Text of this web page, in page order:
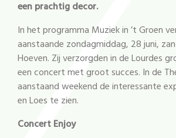
een prachtig decor.
In het programma Muziek in ’t Groen
aanstaande zondagmiddag, 28 juni,
Hoeven. Zij verzorgden in de Lourdes
een concert met groot succes. In de
aanstaand weekend de interessante
en Loes te zien.
Concert Enjoy